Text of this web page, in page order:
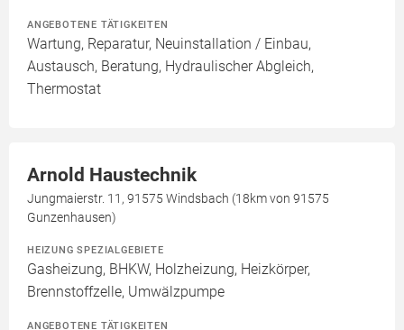
ANGEBOTENE TÄTIGKEITEN
Wartung, Reparatur, Neuinstallation / Einbau,
Austausch, Beratung, Hydraulischer Abgleich,
Thermostat
Arnold Haustechnik
Jungmaierstr. 11, 91575 Windsbach (18km von 91575
Gunzenhausen)
HEIZUNG SPEZIALGEBIETE
Gasheizung, BHKW, Holzheizung, Heizkörper,
Brennstoffzelle, Umwälzpumpe
ANGEBOTENE TÄTIGKEITEN